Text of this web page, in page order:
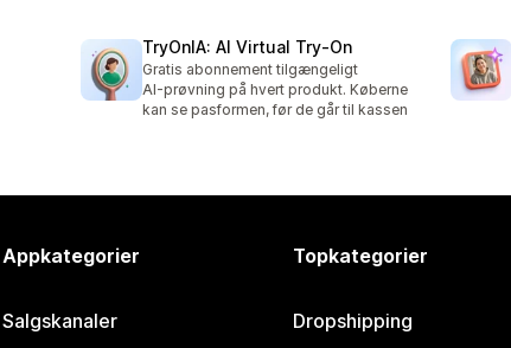
TryOnIA: AI Virtual Try‑On
Gratis abonnement tilgængeligt
AI-prøvning på hvert produkt. Køberne
kan se pasformen, før de går til kassen
Appkategorier
Salgskanaler
Topkategorier
Dropshipping